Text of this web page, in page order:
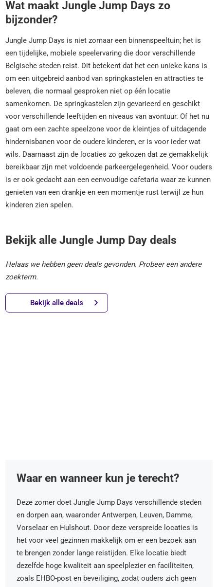
Wat maakt Jungle Jump Days zo
bijzonder?
Jungle Jump Days is niet zomaar een binnenspeeltuin; het is
een tijdelijke, mobiele speelervaring die door verschillende
Belgische steden reist. Dit betekent dat het een unieke kans is
om een uitgebreid aanbod van springkastelen en attracties te
beleven, die normaal gesproken niet op één locatie
samenkomen. De springkastelen zijn gevarieerd en geschikt
voor verschillende leeftijden en niveaus van avontuur. Of het nu
gaat om een zachte speelzone voor de kleintjes of uitdagende
hindernisbanen voor de oudere kinderen, er is voor ieder wat
wils. Daarnaast zijn de locaties zo gekozen dat ze gemakkelijk
bereikbaar zijn met voldoende parkeergelegenheid. Voor ouders
is er ook gedacht aan een eenvoudige cafetaria waar ze kunnen
genieten van een drankje en een momentje rust terwijl ze hun
kinderen zien spelen.
Bekijk alle Jungle Jump Day deals
Helaas we hebben geen deals gevonden. Probeer een andere
zoekterm.
Bekijk alle deals
Waar en wanneer kun je terecht?
Deze zomer doet Jungle Jump Days verschillende steden
en dorpen aan, waaronder Antwerpen, Leuven, Damme,
Vorselaar en Hulshout. Door deze verspreide locaties is
het voor veel gezinnen makkelijk om er een bezoek aan
te brengen zonder lange reistijden. Elke locatie biedt
dezelfde hoge kwaliteit aan speelplezier en faciliteiten,
zoals EHBO-post en beveiliging, zodat ouders zich geen